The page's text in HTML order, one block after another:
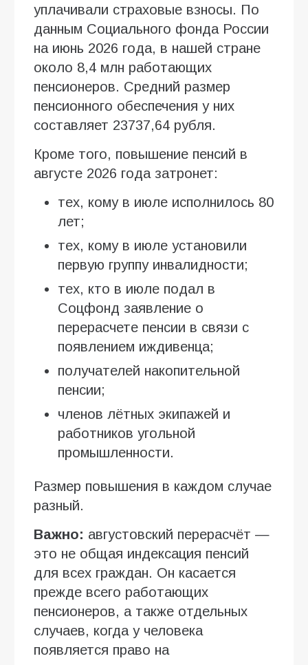
уплачивали страховые взносы. По
данным Социального фонда России
на июнь 2026 года, в нашей стране
около 8,4 млн работающих
пенсионеров. Средний размер
пенсионного обеспечения у них
составляет 23737,64 рубля.
Кроме того, повышение пенсий в
августе 2026 года затронет:
тех, кому в июле исполнилось 80
лет;
тех, кому в июле установили
первую группу инвалидности;
тех, кто в июле подал в
Соцфонд заявление о
перерасчете пенсии в связи с
появлением иждивенца;
получателей накопительной
пенсии;
членов лётных экипажей и
работников угольной
промышленности.
Размер повышения в каждом случае
разный.
Важно: августовский перерасчёт —
это не общая индексация пенсий
для всех граждан. Он касается
прежде всего работающих
пенсионеров, а также отдельных
случаев, когда у человека
появляется право на